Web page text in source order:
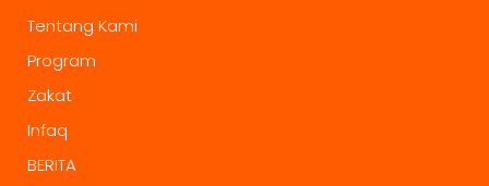
Tentang Kami
Program
Zakat
Infaq
BERITA